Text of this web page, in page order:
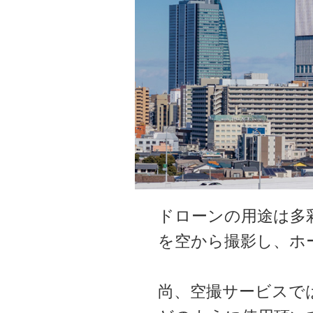
ドローンの用途は
を空から撮影し、
尚、空撮サービスで